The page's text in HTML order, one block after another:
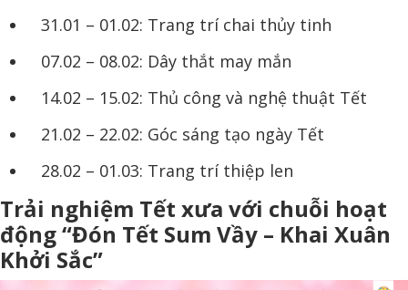
31.01 – 01.02: Trang trí chai thủy tinh
07.02 – 08.02: Dây thắt may mắn
14.02 – 15.02: Thủ công và nghệ thuật Tết
21.02 – 22.02: Góc sáng tạo ngày Tết
28.02 – 01.03: Trang trí thiệp len
Trải nghiệm Tết xưa với chuỗi hoạt
động “Đón Tết Sum Vầy – Khai Xuân
Khởi Sắc”